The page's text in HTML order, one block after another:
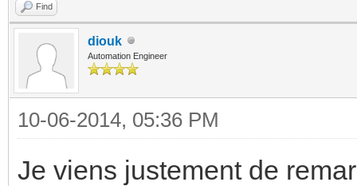
Find
diouk
Automation Engineer
10-06-2014, 05:36 PM
Je viens justement de